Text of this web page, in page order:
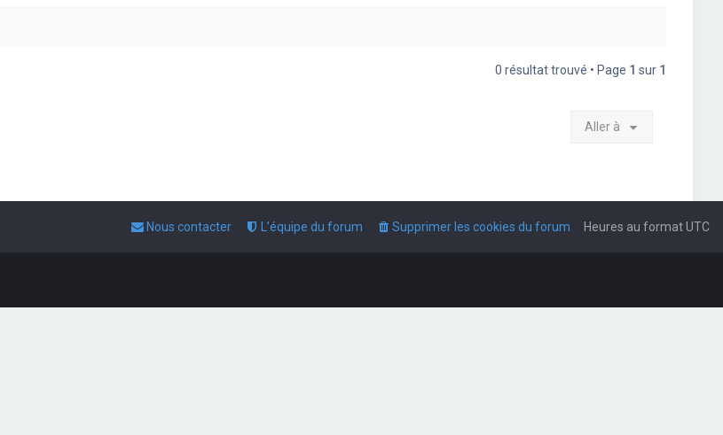
0 résultat trouvé • Page 1 sur 1
Aller à
Heures au formatUTC
Supprimer les cookies du forum
L’équipe du forum
Nous contacter